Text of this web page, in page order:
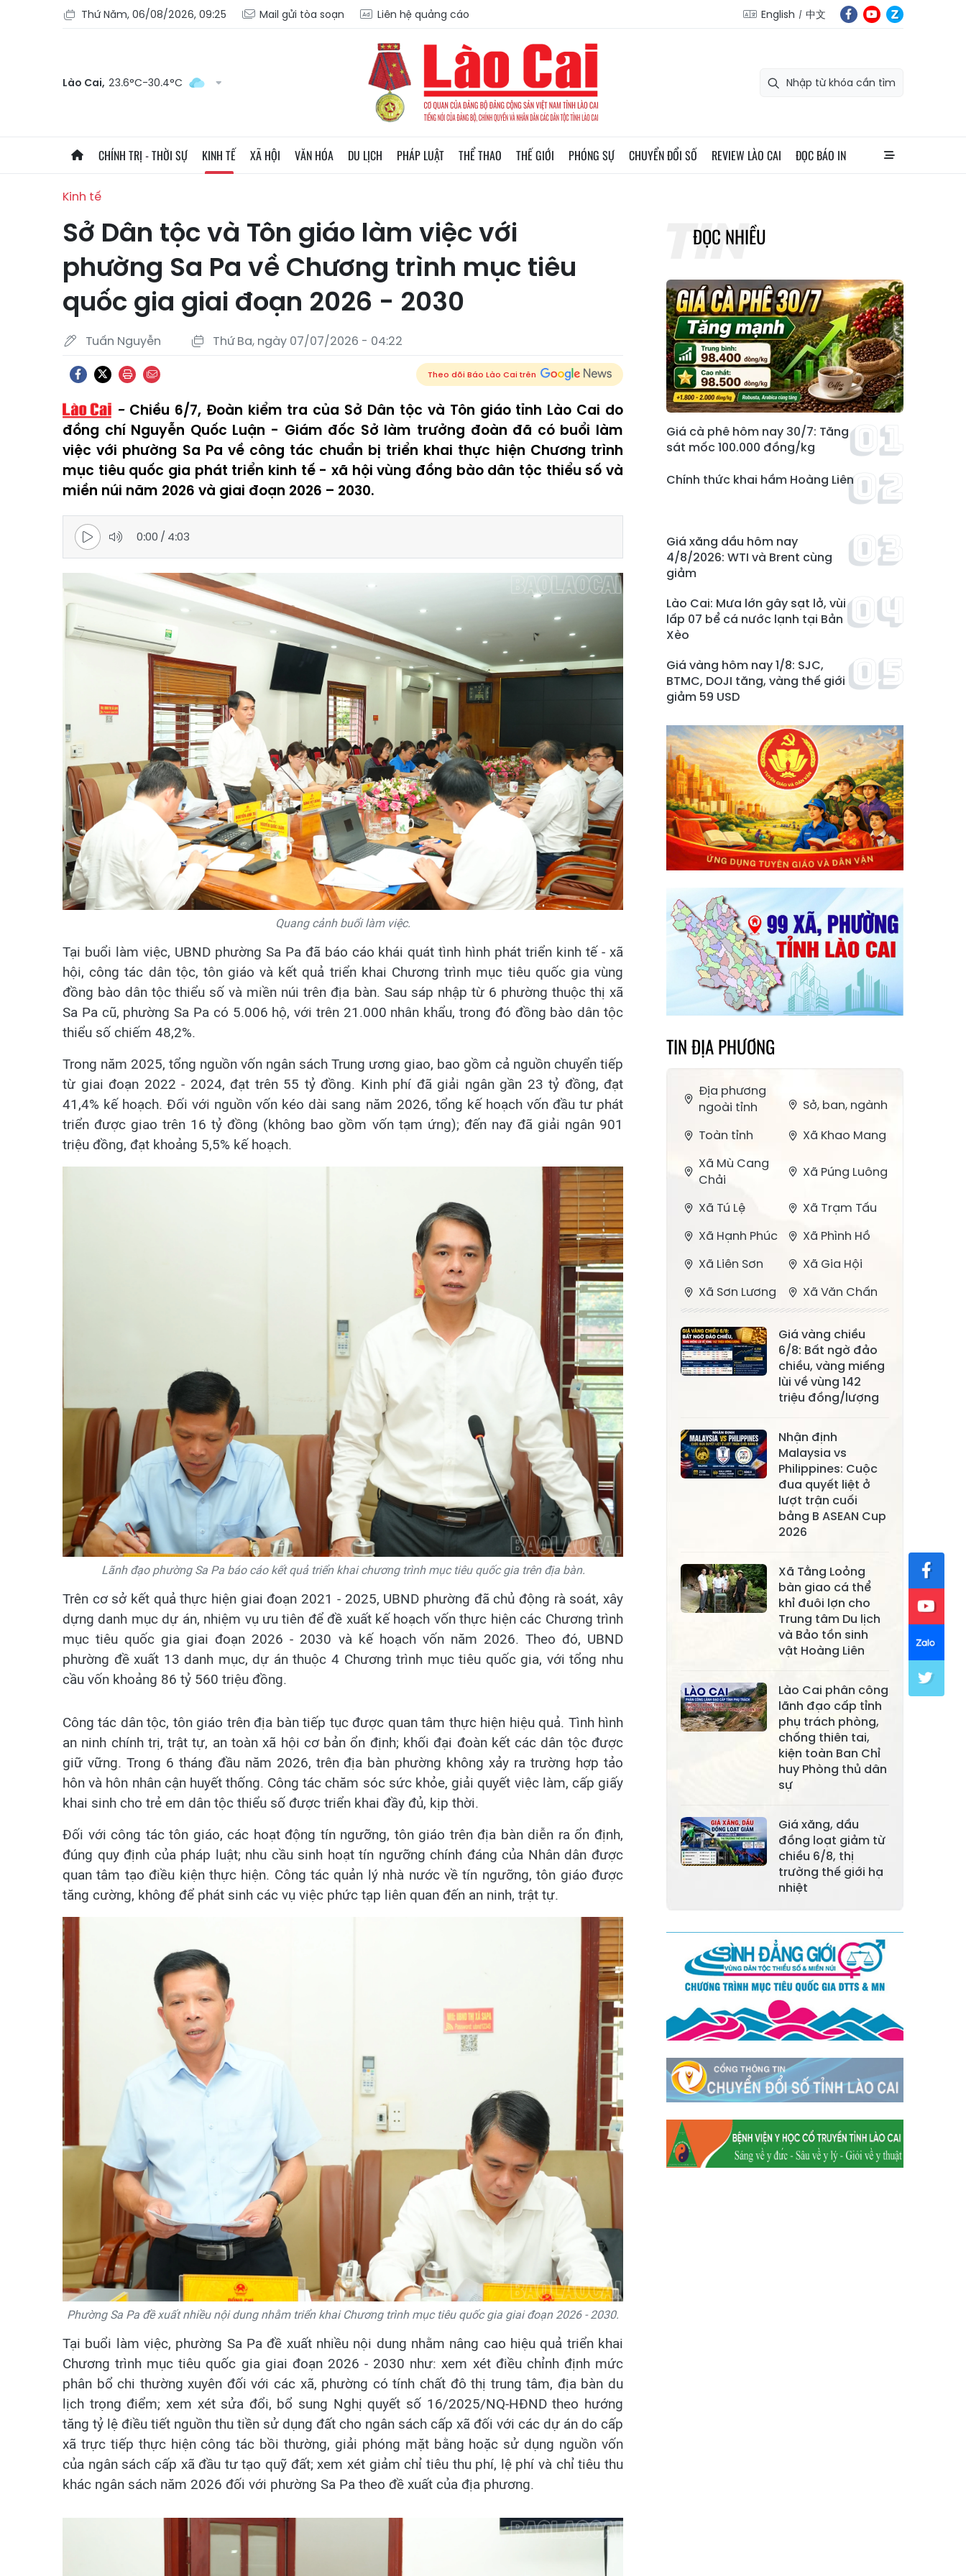
Thứ Năm, 06/08/2026, 09:25 Mail gửi tòa soạn Liên hệ quảng cáo English 中文
Lào Cai, 23.6°C-30.4°C
CHÍNH TRỊ - THỜI SỰ KINH TẾ XÃ HỘI VĂN HÓA DU LỊCH PHÁP LUẬT THỂ THAO THẾ GIỚI PHÓNG SỰ CHUYỂN ĐỔI SỐ REVIEW LÀO CAI ĐỌC BÁO IN
Kinh tế
Sở Dân tộc và Tôn giáo làm việc với
phường Sa Pa về Chương trình mục tiêu
quốc gia giai đoạn 2026 - 2030
Tuấn Nguyễn Thứ Ba, ngày 07/07/2026 - 04:22
Theo dõi Báo Lào Cai trên
Chiều 6/7, Đoàn kiểm tra của Sở Dân tộc và Tôn giáo tỉnh Lào Cai do
đồng chí Nguyễn Quốc Luận - Giám đốc Sở làm trưởng đoàn đã có buổi làm
việc với phường Sa Pa về công tác chuẩn bị triển khai thực hiện Chương trình
mục tiêu quốc gia phát triển kinh tế - xã hội vùng đồng bào dân tộc thiểu số và
miền núi năm 2026 và giai đoạn 2026 – 2030.
0:00 / 4:03
Quang cảnh buổi làm việc.
Tại buổi làm việc, UBND phường Sa Pa đã báo cáo khái quát tình hình phát triển kinh tế - xã
hội, công tác dân tộc, tôn giáo và kết quả triển khai Chương trình mục tiêu quốc gia vùng
đồng bào dân tộc thiểu số và miền núi trên địa bàn. Sau sáp nhập từ 6 phường thuộc thị xã
Sa Pa cũ, phường Sa Pa có 5.006 hộ, với trên 21.000 nhân khẩu, trong đó đồng bào dân tộc
thiểu số chiếm 48,2%.
Trong năm 2025, tổng nguồn vốn ngân sách Trung ương giao, bao gồm cả nguồn chuyển tiếp
từ giai đoạn 2022 - 2024, đạt trên 55 tỷ đồng. Kinh phí đã giải ngân gần 23 tỷ đồng, đạt
41,4% kế hoạch. Đối với nguồn vốn kéo dài sang năm 2026, tổng kế hoạch vốn đầu tư phát
triển được giao trên 16 tỷ đồng (không bao gồm vốn tạm ứng); đến nay đã giải ngân 901
triệu đồng, đạt khoảng 5,5% kế hoạch.
Lãnh đạo phường Sa Pa báo cáo kết quả triển khai chương trình mục tiêu quốc gia trên địa bàn.
Trên cơ sở kết quả thực hiện giai đoạn 2021 - 2025, UBND phường đã chủ động rà soát, xây
dựng danh mục dự án, nhiệm vụ ưu tiên để đề xuất kế hoạch vốn thực hiện các Chương trình
mục tiêu quốc gia giai đoạn 2026 - 2030 và kế hoạch vốn năm 2026. Theo đó, UBND
phường đề xuất 13 danh mục, dự án thuộc 4 Chương trình mục tiêu quốc gia, với tổng nhu
cầu vốn khoảng 86 tỷ 560 triệu đồng.
Công tác dân tộc, tôn giáo trên địa bàn tiếp tục được quan tâm thực hiện hiệu quả. Tình hình
an ninh chính trị, trật tự, an toàn xã hội cơ bản ổn định; khối đại đoàn kết các dân tộc được
giữ vững. Trong 6 tháng đầu năm 2026, trên địa bàn phường không xảy ra trường hợp tảo
hôn và hôn nhân cận huyết thống. Công tác chăm sóc sức khỏe, giải quyết việc làm, cấp giấy
khai sinh cho trẻ em dân tộc thiểu số được triển khai đầy đủ, kịp thời.
Đối với công tác tôn giáo, các hoạt động tín ngưỡng, tôn giáo trên địa bàn diễn ra ổn định,
đúng quy định của pháp luật; nhu cầu sinh hoạt tín ngưỡng chính đáng của Nhân dân được
quan tâm tạo điều kiện thực hiện. Công tác quản lý nhà nước về tín ngưỡng, tôn giáo được
tăng cường, không để phát sinh các vụ việc phức tạp liên quan đến an ninh, trật tự.
Phường Sa Pa đề xuất nhiều nội dung nhằm triển khai Chương trình mục tiêu quốc gia giai đoạn 2026 - 2030.
Tại buổi làm việc, phường Sa Pa đề xuất nhiều nội dung nhằm nâng cao hiệu quả triển khai
Chương trình mục tiêu quốc gia giai đoạn 2026 - 2030 như: xem xét điều chỉnh định mức
phân bổ chi thường xuyên đối với các xã, phường có tính chất đô thị trung tâm, địa bàn du
lịch trọng điểm; xem xét sửa đổi, bổ sung Nghị quyết số 16/2025/NQ-HĐND theo hướng
tăng tỷ lệ điều tiết nguồn thu tiền sử dụng đất cho ngân sách cấp xã đối với các dự án do cấp
xã trực tiếp thực hiện công tác bồi thường, giải phóng mặt bằng hoặc sử dụng nguồn vốn
của ngân sách cấp xã đầu tư tạo quỹ đất; xem xét giảm chỉ tiêu thu phí, lệ phí và chỉ tiêu thu
khác ngân sách năm 2026 đối với phường Sa Pa theo đề xuất của địa phương.
ĐỌC NHIỀU
Giá cà phê hôm nay 30/7: Tăng
sát mốc 100.000 đồng/kg
Chính thức khai hầm Hoàng Liên
Giá xăng dầu hôm nay
4/8/2026: WTI và Brent cùng
giảm
Lào Cai: Mưa lớn gây sạt lở, vùi
lấp 07 bể cá nước lạnh tại Bản
Xèo
Giá vàng hôm nay 1/8: SJC,
BTMC, DOJI tăng, vàng thế giới
giảm 59 USD
TIN ĐỊA PHƯƠNG
Địa phương
ngoài tỉnh
Sở, ban, ngành
Toàn tỉnh
Xã Khao Mang
Xã Mù Cang
Chải
Xã Púng Luông
Xã Tú Lệ
Xã Trạm Tấu
Xã Hạnh Phúc
Xã Phình Hồ
Xã Liên Sơn
Xã Gia Hội
Xã Sơn Lương
Xã Văn Chấn
Bằng La
Xã Chấn Thịnh
Xã Nghĩa Tâm
Xã Phong Dụ
Hạ
Xã Lâm Giang
Xã Đông
Cuông
Xã Tân Hợp
Xã Mậu A Xã Xuân Ái
Xã Lâm
Thượng
Xã Khánh Hòa
Xã Phúc Lợi
Xã Mường Lai
Xã Cảm Nhân
Xã Thác Bà
Xã Trấn Yên
Xã Hưng
Khánh
Xã Việt Hồng
Xã Xuân
Quang
Xã Bảo Thắng
Xã Tằng Loỏng
Xã Gia Phú
Hum
Xã Y Tý
Xã A Mú Sung
Xã Trịnh Tường
Xã Nậm Chày
Xã Bản Xèo
Xã Bát Xát
Xã Võ Lao
Xã Khánh Yên
Xã Văn Bàn
Xã Dương Quỳ
Xã Chiềng Ken
Xã Minh Lương
Xã Nậm Chảy
Xã Bảo Yên
Xã Nghĩa Đô
Xã Thượng Hà
Giá vàng chiều
6/8: Bất ngờ đảo
chiều, vàng miếng
lùi về vùng 142
triệu đồng/lượng
Nhận định
Malaysia vs
Philippines: Cuộc
đua quyết liệt ở
lượt trận cuối
bảng B ASEAN Cup
2026
Xã Tằng Loỏng
bàn giao cá thể
khỉ đuôi lợn cho
Trung tâm Du lịch
và Bảo tồn sinh
vật Hoàng Liên
Lào Cai phân công
lãnh đạo cấp tỉnh
phụ trách phòng,
chống thiên tai,
kiện toàn Ban Chỉ
huy Phòng thủ dân
sự
Giá xăng, dầu
đồng loạt giảm từ
chiều 6/8, thị
trường thế giới hạ
nhiệt